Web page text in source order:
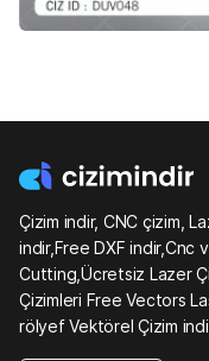
Çizim indir, CNC çizim,
indir,Free DXF indir,Cnc
Cutting,Ücretsiz Lazer
Çizimleri Free Vectors
rölyef Vektörel Çizim